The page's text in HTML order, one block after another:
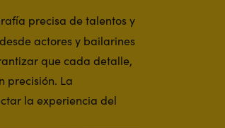
precisa de talentos y
actores y bailarines
que cada detalle,
precisión. La
la experiencia del